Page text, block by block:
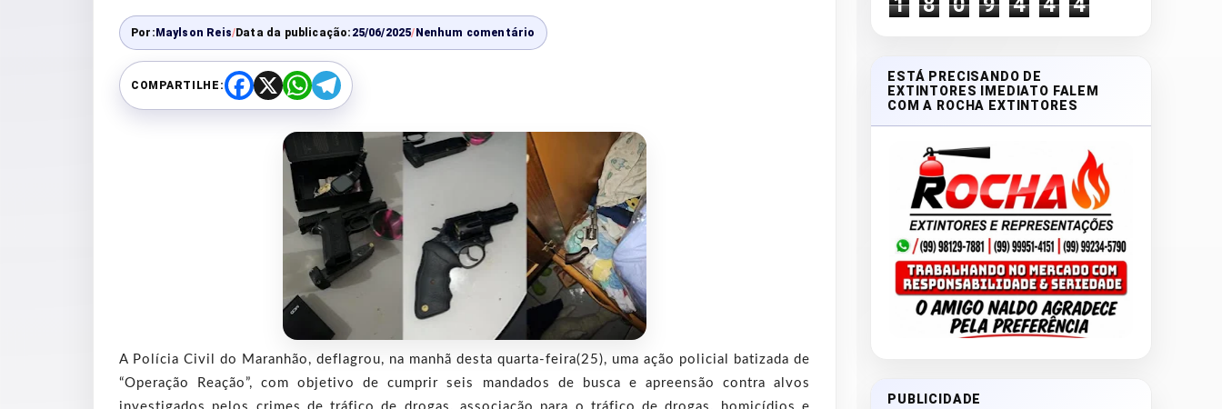
Por:Maylson Reis/Data da publicação: 25/06/2025/Nenhum comentário
COMPARTILHE:
F
a
X
W
h
t
A
T
e
e
a
m
A Polícia Civil do Maranhão, deflagrou, na manhã desta quarta-feira(25), uma ação policial batizada de
“Operação Reação”, com objetivo de cumprir seis mandados de busca e apreensão contra alvos
ESTÁ PRECISANDO DE
EXTINTORES IMEDIATO FALEM
COM A ROCHA EXTINTORES
PUBLICIDADE